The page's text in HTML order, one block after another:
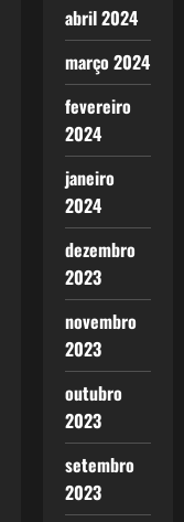
abril 2024
março 2024
fevereiro
2024
janeiro
2024
dezembro
2023
novembro
2023
outubro
2023
setembro
2023